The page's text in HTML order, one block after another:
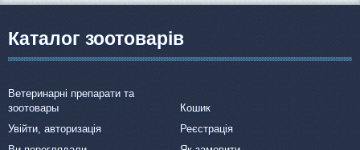
Каталог зоотоварів
Ветеринарні препарати та
зоотовары
Кошик
Увійти, авторизація
Реєстрація